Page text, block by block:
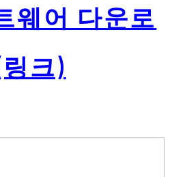
웨어 다운로
크)